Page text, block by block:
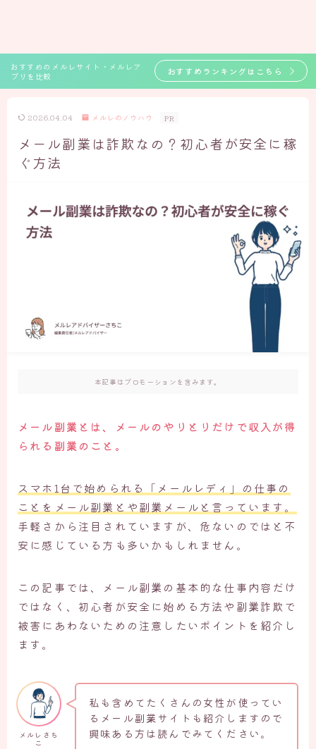
おすすめのメルレサイト・メルレア
プリを比較
おすすめランキングはこちら
2026.04.04 メルレのノウハウ PR
メール副業は詐欺なの？初心者が安全に稼
ぐ方法
本記事はプロモーションを含みます。
メール副業とは、メールのやりとりだけで収入が得
られる副業のこと。
スマホ1台で始められる「メールレディ」の仕事の
ことをメール副業とや副業メールと言っています。
手軽さから注目されていますが、危ないのではと不
安に感じている方も多いかもしれません。
この記事では、メール副業の基本的な仕事内容だけ
ではなく、初心者が安全に始める方法や副業詐欺で
被害にあわないための注意したいポイントを紹介し
ます。
メルレさち
こ
私も含めてたくさんの女性が使ってい
るメール副業サイトも紹介しますので
興味ある方は読んでみてください。